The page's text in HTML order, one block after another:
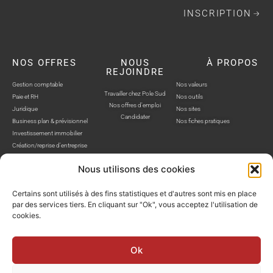
Nous utilisons des cookies
Certains sont utilisés à des fins statistiques et d'autres sont mis en place
par des services tiers. En cliquant sur "Ok", vous acceptez l'utilisation de
cookies.
Ok
INSCRIPTION
NOS OFFRES
Gestion comptable
Paie et RH
Juridique
Business plan & prévisionnel
Investissement immobilier
Création/reprise d'entreprise
NOUS
REJOINDRE
Travailler chez Pole Sud
Nos offres d'emploi
Candidater
À PROPOS
Nos valeurs
Nos outils
Nos sites
Nos fiches pratiques
POLE SUD, TOUS DROITS RÉSERVÉS © SITE WEB RÉALISÉ PAR AUSTRA
Politique de confidentialitéMentions légalesGestion cookies